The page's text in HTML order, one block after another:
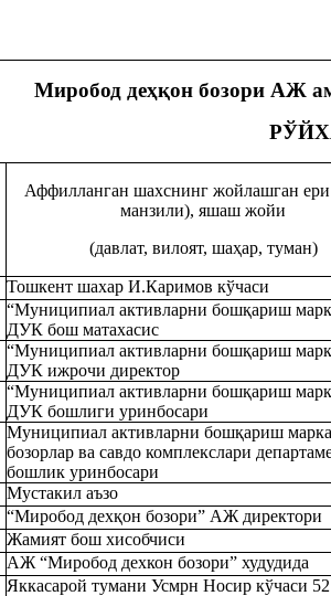
Миробод деҳқон бозори АЖ
Аффилланган шахснинг жойлашган ери
манзили), яшаш жойи
(давлат, вилоят, шаҳар, туман)
Тошкент шахар И.Каримов кўчаси
“Муниципиал активларни бошқариш
ДУК бош матахасис
“Муниципиал активларни бошқариш
ДУК ижрочи директор
“Муниципиал активларни бошқариш
ДУК бошлиги уринбосари
Муниципиал активларни бошқариш
бозорлар ва савдо комплекслари
бошлик уринбосари
Мустакил аъзо
“Миробод дехқон бозори” АЖ директори
Жамият бош хисобчиси
АЖ “Миробод дехкон бозори” худудида
Яккасарой тумани Усмрн Носир кўчаси